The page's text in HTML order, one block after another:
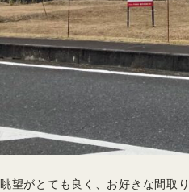
眺望がとても良く、お好きな間取